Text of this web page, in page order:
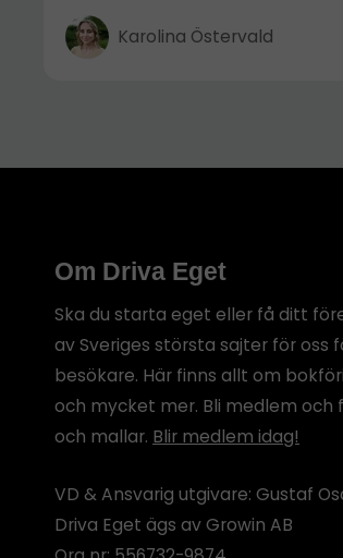
Karolina Östervald
Om Driva Eget
Ska du starta eget eller få ditt
av Sveriges största sajter för oss
besökare. Här finns allt om
och mycket mer. Bli medlem
och mallar. Blir medlem idag!
VD & Ansvarig utgivare: Gustaf
Driva Eget ägs av Growin AB